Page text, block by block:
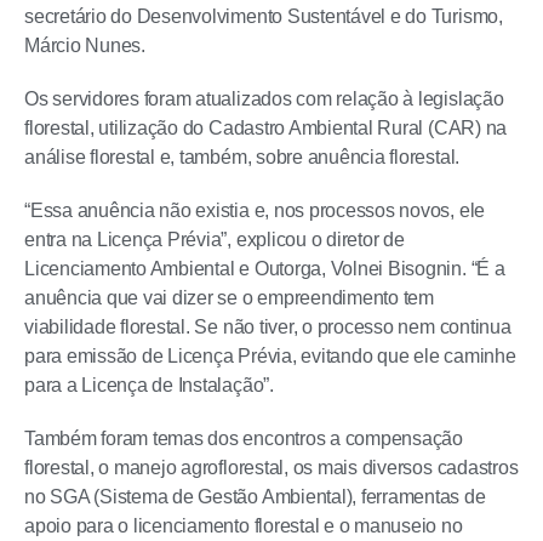
secretário do Desenvolvimento Sustentável e do Turismo,
Márcio Nunes.
Os servidores foram atualizados com relação à legislação
florestal, utilização do Cadastro Ambiental Rural (CAR) na
análise florestal e, também, sobre anuência florestal.
“Essa anuência não existia e, nos processos novos, ele
entra na Licença Prévia”, explicou o diretor de
Licenciamento Ambiental e Outorga, Volnei Bisognin. “É a
anuência que vai dizer se o empreendimento tem
viabilidade florestal. Se não tiver, o processo nem continua
para emissão de Licença Prévia, evitando que ele caminhe
para a Licença de Instalação”.
Também foram temas dos encontros a compensação
florestal, o manejo agroflorestal, os mais diversos cadastros
no SGA (Sistema de Gestão Ambiental), ferramentas de
apoio para o licenciamento florestal e o manuseio no